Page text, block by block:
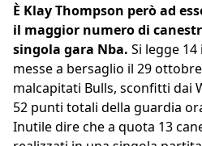
È Klay Thompson però ad
il maggior numero di
singola gara Nba. Si legge
messe a bersaglio il 29
malcapitati Bulls, sconfitti dai
52 punti totali della guardia
Inutile dire che a quota 13